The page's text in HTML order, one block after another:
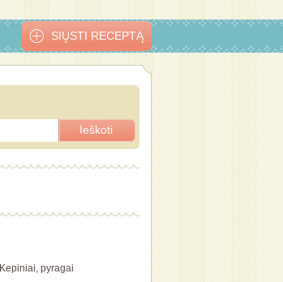
SIŲSTI RECEPTĄ
Kepiniai, pyragai